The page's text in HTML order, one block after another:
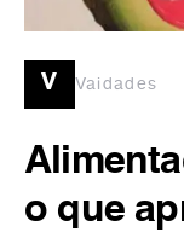
v Vaidades
o que